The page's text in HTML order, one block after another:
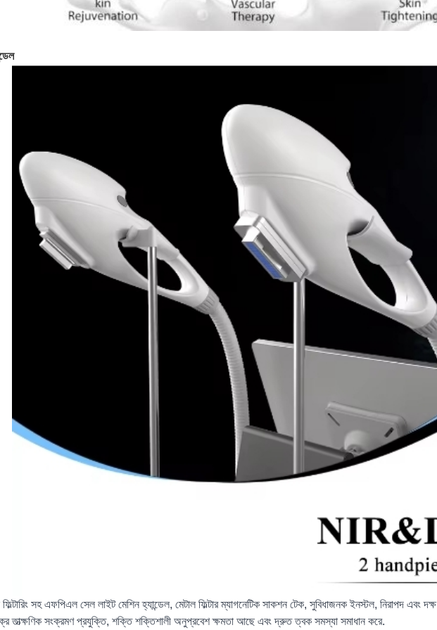
সহ এফপিএল সেল লাইট মেশিন হ্যান্ডেল, মেটাল ফিল্টার ম্যাগনেটিক সাকশন টেক, সুবিধাজনক ইনস্টল, নিরাপদ এবং দক্ষ
তাত্ক্ষণিক সংক্রমণ প্রযুক্তি, শক্তি শক্তিশালী অনুপ্রবেশ ক্ষমতা আছে এবং দ্রুত ত্বক সমস্যা সমাধান করে.